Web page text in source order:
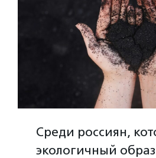
Среди россиян,
экологичный